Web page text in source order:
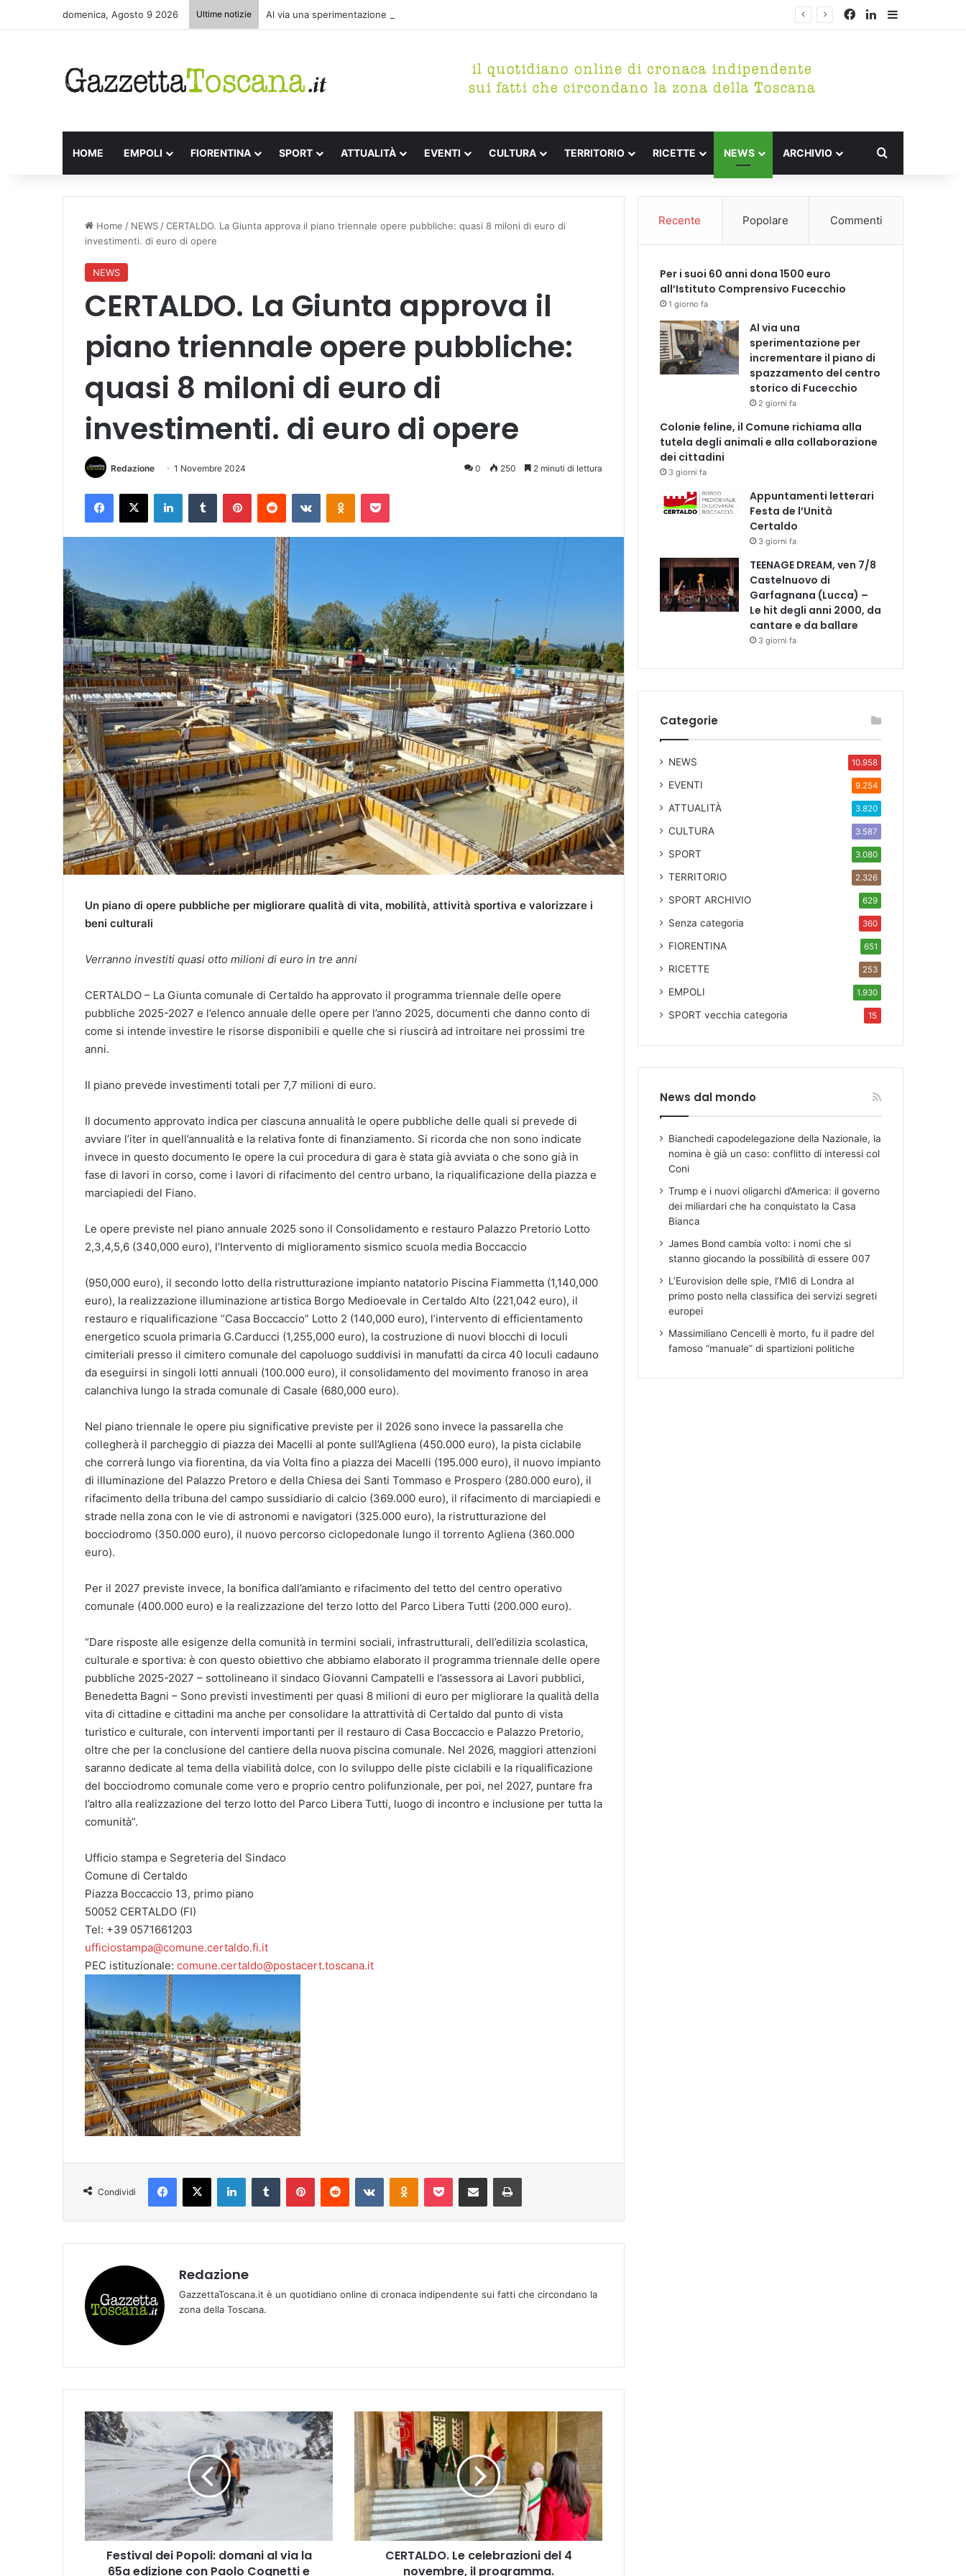
domenica, Agosto 9 2026 Ultime notizie Al via una sperimentazione per incrementare il piano di spazzamento del centro storico di Fucecchio Facebook
LinkedIn
HOME EMPOLI FIORENTINA SPORT ATTUALITÀ EVENTI CULTURA TERRITORIO RICETTE NEWS ARCHIVIO
Home / NEWS /CERTALDO. La Giunta approva il piano triennale opere pubbliche: quasi 8 miloni di euro di
investimenti. di euro di opere
NEWS
CERTALDO. La Giunta approva il
piano triennale opere pubbliche:
quasi 8 miloni di euro di
investimenti. di euro di opere
Redazione 1 Novembre 2024 0 250 2 minuti di lettura
Un piano di opere pubbliche per migliorare qualità di vita, mobilità, attività sportiva e valorizzare i
beni culturali
Verranno investiti quasi otto milioni di euro in tre anni
CERTALDO – La Giunta comunale di Certaldo ha approvato il programma triennale delle opere
pubbliche 2025-2027 e l’elenco annuale delle opere per l’anno 2025, documenti che danno conto di
come si intende investire le risorse disponibili e quelle che si riuscirà ad introitare nei prossimi tre
anni.
Il piano prevede investimenti totali per 7,7 milioni di euro.
Il documento approvato indica per ciascuna annualità le opere pubbliche delle quali si prevede di
avviare l’iter in quell’annualità e la relativa fonte di finanziamento. Si ricorda che non sono indicate
invece in questo documento le opere la cui procedura di gara è stata già avviata o che sono già in
fase di lavori in corso, come i lavori di rifacimento del centro urbano, la riqualificazione della piazza e
marciapiedi del Fiano.
Le opere previste nel piano annuale 2025 sono il Consolidamento e restauro Palazzo Pretorio Lotto
2,3,4,5,6 (340,000 euro), l’Intervento di miglioramento sismico scuola media Boccaccio
(950,000 euro), il secondo lotto della ristrutturazione impianto natatorio Piscina Fiammetta (1,140,000
euro), la realizzazione illuminazione artistica Borgo Medioevale in Certaldo Alto (221,042 euro), il
restauro e riqualificazione “Casa Boccaccio” Lotto 2 (140,000 euro), l’intervento di efficientamento
energetico scuola primaria G.Carducci (1,255,000 euro), la costruzione di nuovi blocchi di loculi
cimiteriali presso il cimitero comunale del capoluogo suddivisi in manufatti da circa 40 loculi cadauno
da eseguirsi in singoli lotti annuali (100.000 euro), il consolidamento del movimento franoso in area
calanchiva lungo la strada comunale di Casale (680,000 euro).
Nel piano triennale le opere piu significative previste per il 2026 sono invece la passarella che
collegherà il parcheggio di piazza dei Macelli al ponte sull’Agliena (450.000 euro), la pista ciclabile
che correrà lungo via fiorentina, da via Volta fino a piazza dei Macelli (195.000 euro), il nuovo impianto
di illuminazione del Palazzo Pretoro e della Chiesa dei Santi Tommaso e Prospero (280.000 euro), il
rifacimento della tribuna del campo sussidiario di calcio (369.000 euro), il rifacimento di marciapiedi e
strade nella zona con le vie di astronomi e navigatori (325.000 euro), la ristrutturazione del
bocciodromo (350.000 euro), il nuovo percorso ciclopedonale lungo il torrento Agliena (360.000
euro).
Per il 2027 previste invece, la bonifica dall’amianto e rifacimento del tetto del centro operativo
comunale (400.000 euro) e la realizzazione del terzo lotto del Parco Libera Tutti (200.000 euro).
“Dare risposte alle esigenze della comunità in termini sociali, infrastrutturali, dell’edilizia scolastica,
culturale e sportiva: è con questo obiettivo che abbiamo elaborato il programma triennale delle opere
pubbliche 2025-2027 – sottolineano il sindaco Giovanni Campatelli e l’assessora ai Lavori pubblici,
Benedetta Bagni – Sono previsti investimenti per quasi 8 milioni di euro per migliorare la qualità della
vita di cittadine e cittadini ma anche per consolidare la attrattività di Certaldo dal punto di vista
turistico e culturale, con interventi importanti per il restauro di Casa Boccaccio e Palazzo Pretorio,
oltre che per la conclusione del cantiere della nuova piscina comunale. Nel 2026, maggiori attenzioni
saranno dedicate al tema della viabilità dolce, con lo sviluppo delle piste ciclabili e la riqualificazione
del bocciodromo comunale come vero e proprio centro polifunzionale, per poi, nel 2027, puntare fra
l’altro alla realizzazione del terzo lotto del Parco Libera Tutti, luogo di incontro e inclusione per tutta la
comunità”.
Ufficio stampa e Segreteria del Sindaco
Comune di Certaldo
Piazza Boccaccio 13, primo piano
50052 CERTALDO (FI)
Tel: +39 0571661203
ufficiostampa@comune.certaldo.fi.it
PEC istituzionale: comune.certaldo@postacert.toscana.it
Condividi
Redazione
GazzettaToscana.it è un quotidiano online di cronaca indipendente sui fatti che circondano la
zona della Toscana.
F
e
t
a
l
d
Festival dei Popoli: domani al via la
65a edizione con Paolo Cognetti e
C
E
R
T
L
.
CERTALDO. Le celebrazioni del 4
novembre, il programma.
Recente Popolare Commenti
Per i suoi 60 anni dona 1500 euro
all’Istituto Comprensivo Fucecchio
1 giorno fa
Al via una
sperimentazione per
incrementare il piano di
spazzamento del centro
storico di Fucecchio
2 giorni fa
Colonie feline, il Comune richiama alla
tutela degli animali e alla collaborazione
dei cittadini
3 giorni fa
Appuntamenti letterari
Festa de l’Unità
Certaldo
3 giorni fa
TEENAGE DREAM, ven 7/8
Castelnuovo di
Garfagnana (Lucca) –
Le hit degli anni 2000, da
cantare e da ballare
3 giorni fa
Categorie
NEWS 10.958
EVENTI 9.254
ATTUALITÀ 3.820
CULTURA 3.587
SPORT 3.080
TERRITORIO 2.326
SPORT ARCHIVIO 629
Senza categoria 360
FIORENTINA 651
RICETTE 253
EMPOLI 1.930
SPORTvecchia categoria 15
News dal mondo
Bianchedi capodelegazione della Nazionale, la
nomina è già un caso: conflitto di interessi col
Coni
Trump e i nuovi oligarchi d’America: il governo
dei miliardari che ha conquistato la Casa
Bianca
James Bond cambia volto: i nomi che si
stanno giocando la possibilità di essere 007
L’Eurovision delle spie, l’MI6 di Londra al
primo posto nella classifica dei servizi segreti
europei
Massimiliano Cencelli è morto, fu il padre del
famoso “manuale” di spartizioni politiche